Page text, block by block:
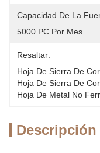
Capacidad De La
5000 PC Por Mes
Resaltar:
Hoja De Sierra De
Hoja De Sierra De
Hoja De Metal No